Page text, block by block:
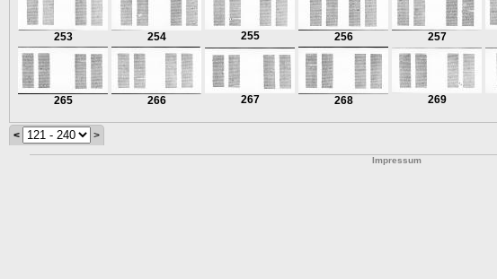
253 254 255 256 257
265 266 267 268 269
< >
Impressum